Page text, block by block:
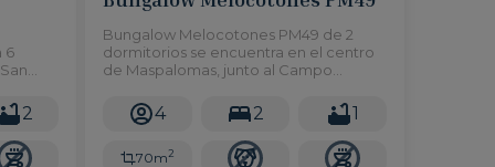
6
2
Bungalow Melocotones PM49 de 2
dormitorios se encuentra en el centro
de Maspalomas, junto al Campo
coche de las playas de Maspalomas y
Meloneras.
4 2 1
70m2